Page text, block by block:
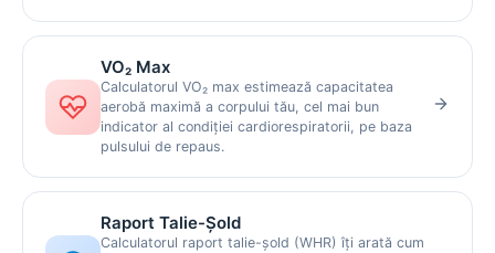
VO₂ Max
Calculatorul VO₂ max estimează capacitatea
aerobă maximă a corpului tău, cel mai bun
indicator al condiției cardiorespiratorii, pe baza
pulsului de repaus.
Raport Talie-Șold
Calculatorul raport talie-șold (WHR) îți arată cum